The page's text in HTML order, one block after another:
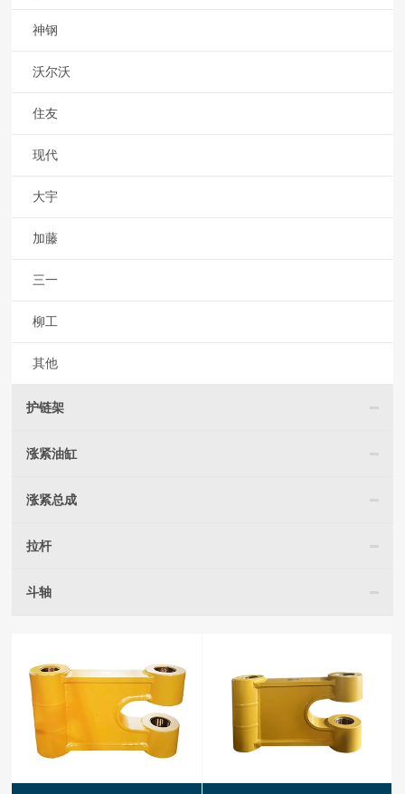
神钢
沃尔沃
住友
现代
大宇
加藤
三一
柳工
其他
护链架
涨紧油缸
涨紧总成
拉杆
斗轴